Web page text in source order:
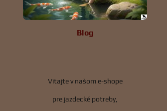
Blog
Vitajte v našom e-shope
pre jazdecké potreby,